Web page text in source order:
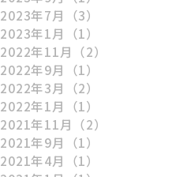
2023年7月
（3）
2023年1月
（1）
2022年11月 （2）
2022年9月
（1）
2022年3月
（2）
2022年1月
（1）
2021年11月 （2）
2021年9月
（1）
2021年4月
（1）